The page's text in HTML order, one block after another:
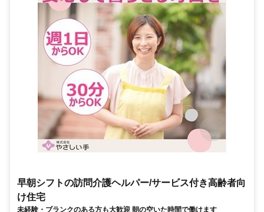
早朝シフトの訪問介護ヘルパー/サービス付き高齢者向
け住宅
未経験・ブランクのある方も大歓迎 朝の空いた時間で働けます